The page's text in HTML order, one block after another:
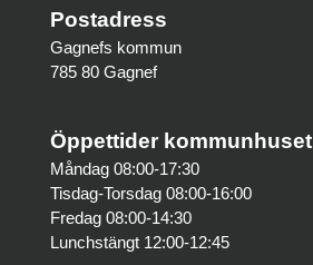
Postadress
Gagnefs kommun
785 80 Gagnef
Öppettider kommunhuset
Måndag 08:00-17:30
Tisdag-Torsdag 08:00-16:00
Fredag 08:00-14:30
Lunchstängt 12:00-12:45